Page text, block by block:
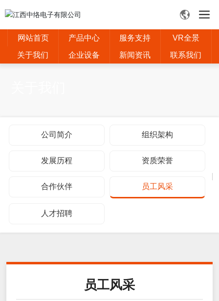
网站首页
关于我们
产品中心
企业设备
服务支持
新闻资讯
VR全景
联系我们
公司简介 组织架构
发展历程 资质荣誉
合作伙伴 员工风采
人才招聘
员工风采